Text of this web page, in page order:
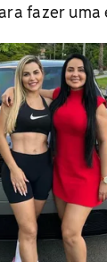
fazer uma